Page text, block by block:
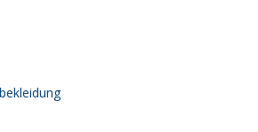
Ihren Besuch im XXL Männer und Herren